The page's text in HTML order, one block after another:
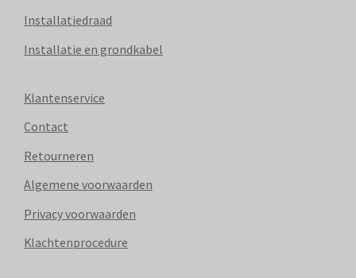
Installatiedraad
Installatie en grondkabel
Klantenservice
Contact
Retourneren
Algemene voorwaarden
Privacy voorwaarden
Klachtenprocedure